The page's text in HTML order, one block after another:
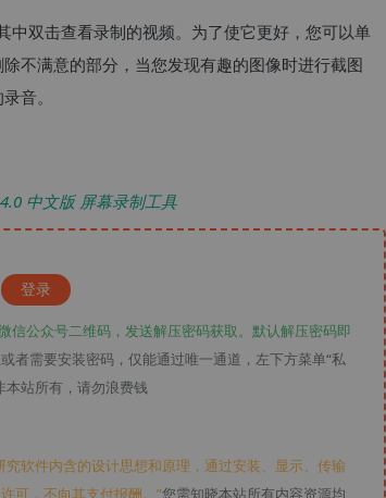
中双击查看录制的视频。为了使它更好，您可以单
不满意的部分，当您发现有趣的图像时进行截图
音。
中文版 屏幕录制工具
登录
信公众号二维码，发送解压密码获取。默认解压密码即
者需要安装密码，仅能通过唯一通道，左下方菜单“私
本站所有，请勿浪费钱
软件内含的设计思想和原理，通过安装、显示、传输
可，不向其支付报酬。”您需知晓本站所有内容资源均